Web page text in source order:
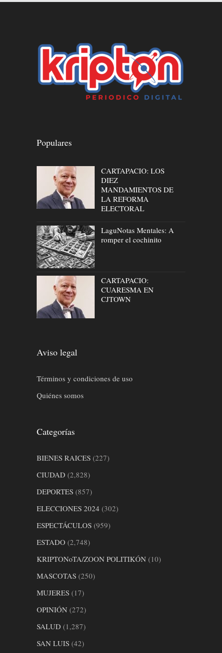
Populares
CARTAPACIO: LOS
DIEZ
MANDAMIENTOS DE
LA REFORMA
ELECTORAL
LaguNotas Mentales: A
romper el cochinito
CARTAPACIO:
CUARESMA EN
CJTOWN
Aviso legal
Términos y condiciones de uso
Quiénes somos
Categorías
BIENES RAICES (227)
CIUDAD (2,828)
DEPORTES (857)
ELECCIONES 2024 (302)
ESPECTÁCULOS (959)
ESTADO (2,748)
KRIPTONoTA/ZOON POLITIKÓN (10)
MASCOTAS (250)
MUJERES (17)
OPINIÓN (272)
SALUD (1,287)
SAN LUIS (42)